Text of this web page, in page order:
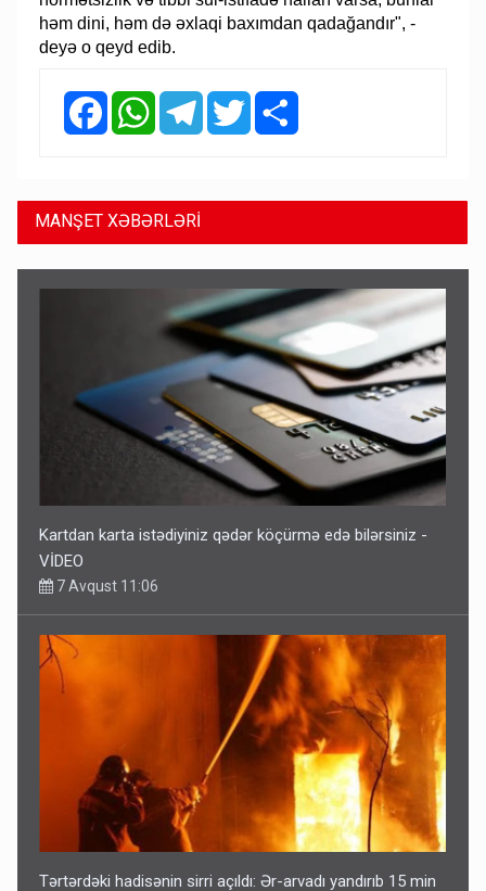
həm dini, həm də əxlaqi baxımdan qadağandır", -
deyə o qeyd edib.
FacebookWhatsAppTelegramTwitter
MANŞET XƏBƏRLƏRİ
Kartdan karta istədiyiniz qədər köçürmə edə bilərsiniz -
VİDEO
7 Avqust 11:06
Tərtərdəki hadisənin sirri açıldı: Ər-arvadı yandırıb 15 min